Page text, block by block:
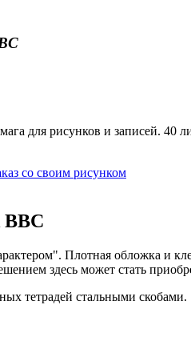
для рисунков и записей.
со своим рисунком
Плотная обложка и
здесь может стать
тетрадей стальными скобами.